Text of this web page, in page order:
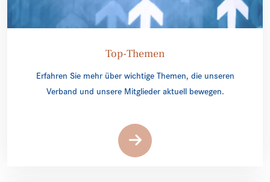
Top-Themen
Erfahren Sie mehr über wichtige Themen, die unseren
Verband und unsere Mitglieder aktuell bewegen.